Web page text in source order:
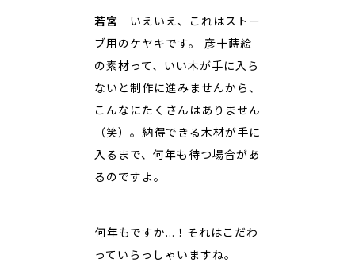
若宮
いえいえ、これはストー
ブ用のケヤキです。 彦十蒔絵
の素材って、いい木が手に入ら
ないと制作に進みませんから、
こんなにたくさんはありません
（笑）。納得できる木材が手に
入るまで、何年も待つ場合があ
るのですよ。
――何年もですか…！それはこだわ
っていらっしゃいますね。